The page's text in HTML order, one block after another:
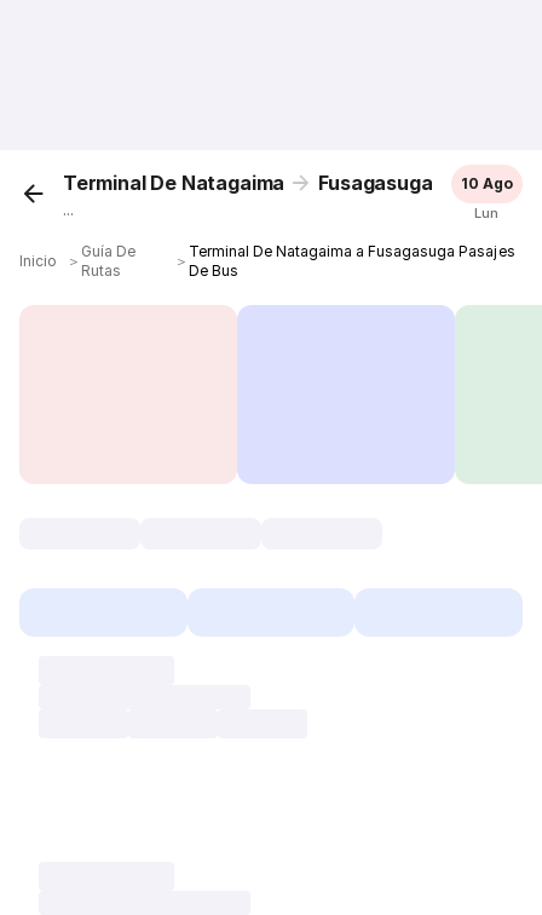
Terminal De Natagaima Fusagasuga
...
10 Ago
Lun
Inicio ＞
Guía De
Rutas
＞
Terminal De Natagaima a Fusagasuga Pasajes
De Bus